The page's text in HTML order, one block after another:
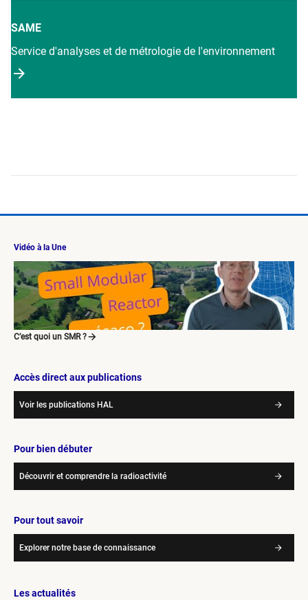
SAME
Service d'analyses et de métrologie de l'environnement
Vidéo à la Une
C’est quoi un SMR ?
Accès direct aux publications
Voir les publications HAL
Pour bien débuter
Découvrir et comprendre la radioactivité
Pour tout savoir
Explorer notre base de connaissance
Les actualités